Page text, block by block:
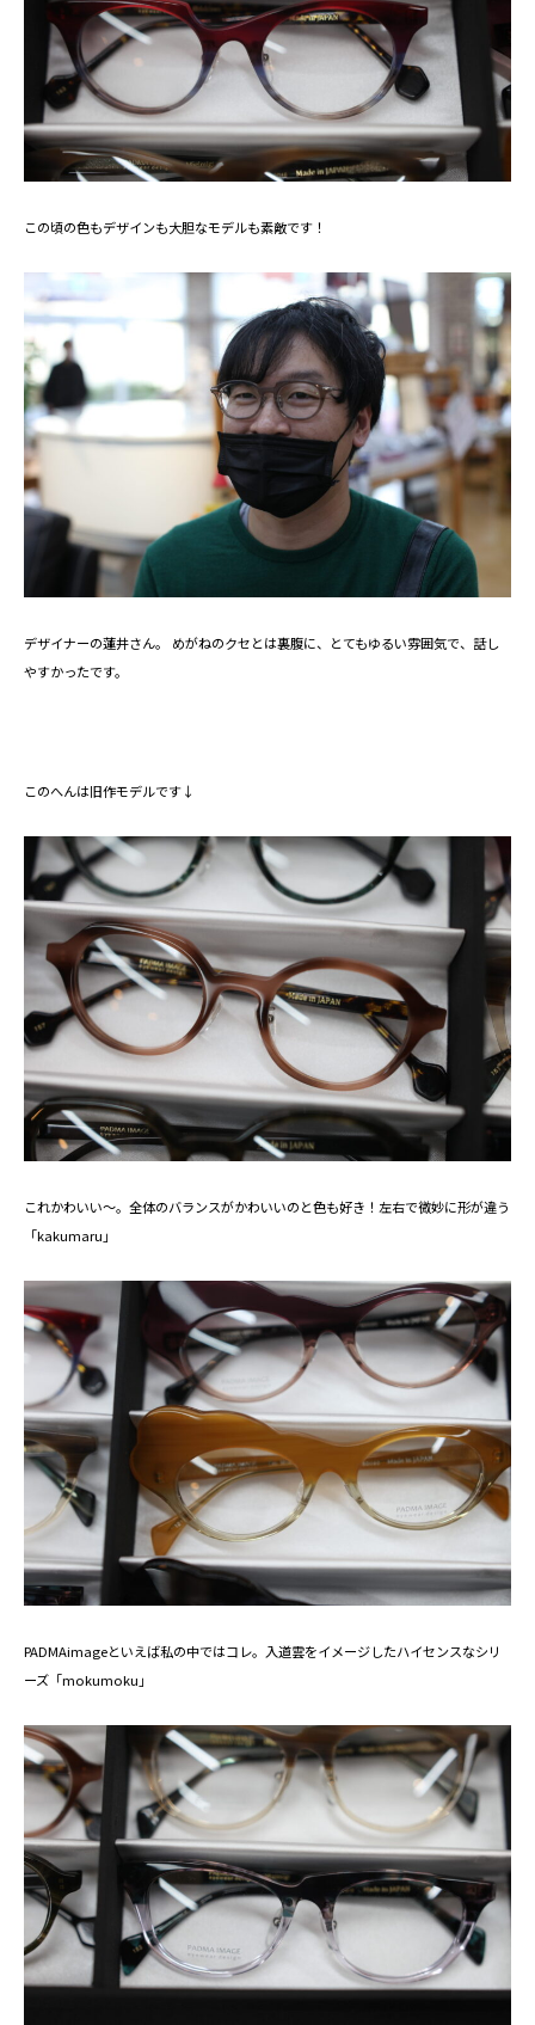
この頃の色もデザインも大胆なモデルも素敵です！
デザイナーの蓮井さん。 めがねのクセとは裏腹に、とてもゆるい雰囲気で、話し
やすかったです。
このへんは旧作モデルです↓
これかわいい～。全体のバランスがかわいいのと色も好き！左右で微妙に形が違う
「kakumaru」
PADMAimageといえば私の中ではコレ。入道雲をイメージしたハイセンスなシリ
ーズ「mokumoku」